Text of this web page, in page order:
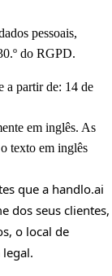
pessoais,
do RGPD.
a partir de: 14 de
em inglês. As
texto em inglês
que a handlo.ai
dos seus clientes,
o local de